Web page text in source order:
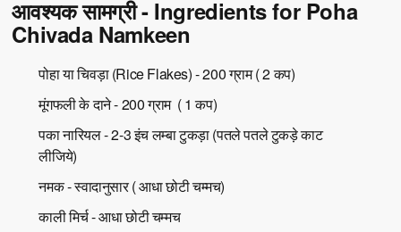
आवश्यक सामग्री - Ingredients for Poha
Chivada Namkeen
पोहा या चिवड़ा (Rice Flakes) - 200 ग्राम ( 2 कप)
मूंगफली के दाने - 200 ग्राम ( 1 कप)
पका नारियल - 2-3 इंच लम्बा टुकड़ा (पतले पतले टुकड़े काट
लीजिये)
नमक - स्वादानुसार ( आधा छोटी चम्मच)
काली मिर्च - आधा छोटी चम्मच